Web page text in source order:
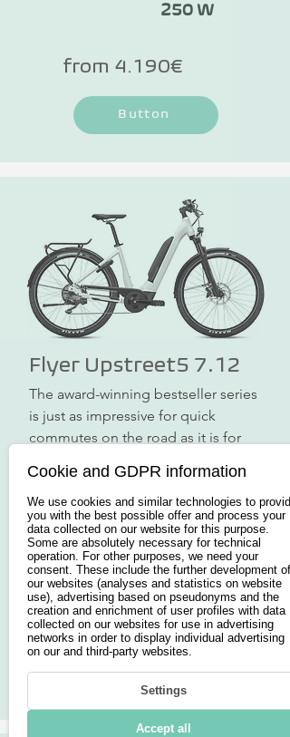
of the E-CAFE BIKE is enhanced by
Indicators are integrated into the
handlebar ends.
250 W
from 4.190€
Button
Flyer Upstreet5 7.12
The award-winning bestseller series
is just as impressive for quick
commutes on the road as it is for
Reichweite
0 km
Reichweite in
km
250 W
from 3.000€
Button
Cookie and GDPR information
We use cookies and similar technologies to provide
you with the best possible offer and process your
data collected on our website for this purpose.
Some are absolutely necessary for technical
operation. For other purposes, we need your
consent. These include the further development of
our websites (analyses and statistics on website
use), advertising based on pseudonyms and the
creation and enrichment of user profiles with data
collected on our websites for use in advertising
networks in order to display individual advertising
on our and third-party websites.
Settings
Accept all